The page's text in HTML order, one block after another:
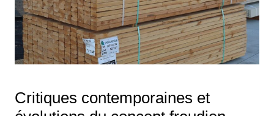
Critiques contemporaines et